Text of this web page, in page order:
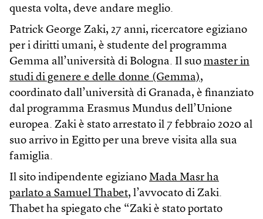
questa volta, deve andare meglio.
Patrick George Zaki, 27 anni, ricercatore egiziano
per i diritti umani, è studente del programma
Gemma all’università di Bologna. Il suo master in
studi di genere e delle donne (Gemma),
coordinato dall’università di Granada, è finanziato
dal programma Erasmus Mundus dell’Unione
europea. Zaki è stato arrestato il 7 febbraio 2020 al
suo arrivo in Egitto per una breve visita alla sua
famiglia.
Il sito indipendente egiziano Mada Masr ha
parlato a Samuel Thabet, l’avvocato di Zaki.
Thabet ha spiegato che “Zaki è stato portato